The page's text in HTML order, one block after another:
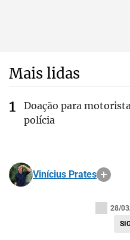
Mais lidas
Doação para
polícia
Vinícius Prates
28/